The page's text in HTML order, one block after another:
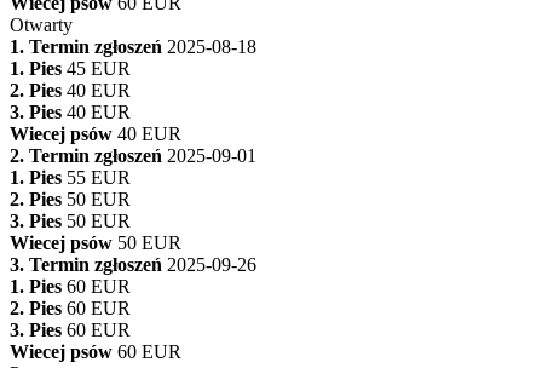
Otwarty
1. Termin zgłoszeń 2025-08-18
1. Pies 45 EUR
2. Pies 40 EUR
3. Pies 40 EUR
Wiecej psów 40 EUR
2. Termin zgłoszeń 2025-09-01
1. Pies 55 EUR
2. Pies 50 EUR
3. Pies 50 EUR
Wiecej psów 50 EUR
3. Termin zgłoszeń 2025-09-26
1. Pies 60 EUR
2. Pies 60 EUR
3. Pies 60 EUR
Wiecej psów 60 EUR